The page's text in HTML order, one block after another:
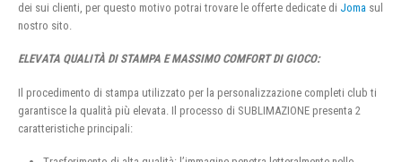
dei sui clienti, per questo motivo potrai trovare le offerte dedicate di Joma sul
nostro sito.
ELEVATA QUALITÀ DI STAMPA E MASSIMO COMFORT DI GIOCO:
Il procedimento di stampa utilizzato per la personalizzazione completi club ti
garantisce la qualità più elevata. Il processo di SUBLIMAZIONE presenta 2
caratteristiche principali: